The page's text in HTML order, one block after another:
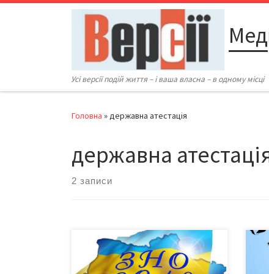
Перейти до вмісту
Усі версії подій життя – і ваша власна – в одному місці
Головна »державна атестація
державна
2 записи
У 2019 році зовнішнє незалежне
оцінювання (ЗНО) відбудеться з 20
травня по 12 липня. Його учасники